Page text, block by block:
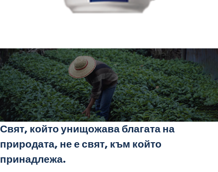
Свят, който унищожава благата на
природата, не е свят, към който
принадлежа.